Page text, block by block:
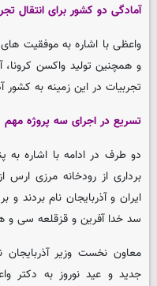
آمادگی دو کشور برای انتقال
و همچنین تولید واکسن کرونا،
تجربیات در این زمینه به کشور
تسریع در اجرای سه پروژه مهم
دو طرف در ادامه با اشاره
برداری از رودخانه مرزی
ایران و آذربایجان نام بردند
سد خدا آفرین و قزقلعه سی و
معاون نخست وزیر
جدید و عید نوروز به دکتر